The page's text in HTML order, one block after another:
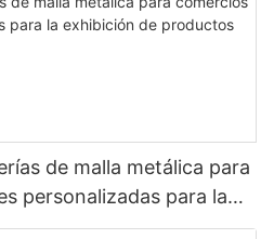
de malla metálica para
personalizadas para la